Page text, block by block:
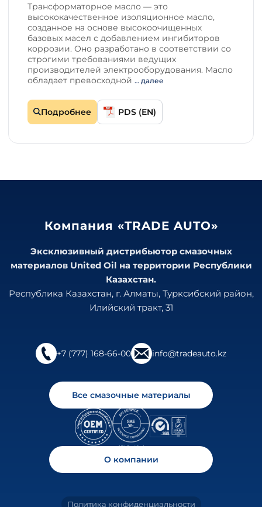
Трансформаторное масло — это
высококачественное изоляционное масло,
созданное на основе высокоочищенных
базовых масел с добавлением ингибиторов
коррозии. Оно разработано в соответствии со
строгими требованиями ведущих
производителей электрооборудования. Масло
обладает превосходной… далее
Подробнее PDS (EN)
Компания «TRADE AUTO»
Эксклюзивный дистрибьютор смазочных
материалов United Oil на территории Республики
Казахстан.
Республика Казахстан, г. Алматы, Турксибский район,
Илийский тракт, 31
+7 (777) 168-66-00 info@tradeauto.kz
Все смазочные материалы
О компании
Политика конфиденциальности